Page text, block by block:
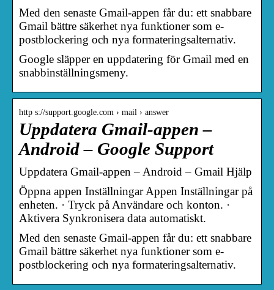
Med den senaste Gmail-appen får du: ett snabbare
Gmail bättre säkerhet nya funktioner som e-
postblockering och nya formateringsalternativ.
Google släpper en uppdatering för Gmail med en
snabbinställningsmeny.
http s://support.google.com › mail › answer
Uppdatera Gmail-appen –
Android – Google Support
Uppdatera Gmail-appen – Android – Gmail Hjälp
Öppna appen Inställningar Appen Inställningar på
enheten. · Tryck på Användare och konton. ·
Aktivera Synkronisera data automatiskt.
Med den senaste Gmail-appen får du: ett snabbare
Gmail bättre säkerhet nya funktioner som e-
postblockering och nya formateringsalternativ.